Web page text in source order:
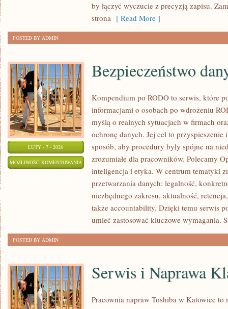
by łączyć wyczucie z precyzją zapisu.
strona [ Read More ]
POSTED BY ADMIN
LUTY - 7 - 2026
MOŻLIWOŚĆ KOMENTOWANIA BEZPIECZEŃSTWO
DANYCH
Bezpieczeństwo
Kompendium po RODO to serwis, które
informacjami o osobach po wdrożeniu
myślą o realnych sytuacjach w firmach
ochronę danych. Jej cel to
sposób, aby procedury były spójne na
zrozumiałe dla pracowników. Polecamy
inteligencja i etyka. W centrum tematyki
przetwarzania danych: legalność,
niezbędnego zakresu, aktualność,
także accountability. Dzięki temu serwis
umieć zastosować kluczowe wymagania.
POSTED BY ADMIN
Serwis i Naprawa
Pracownia napraw Toshiba w Katowice